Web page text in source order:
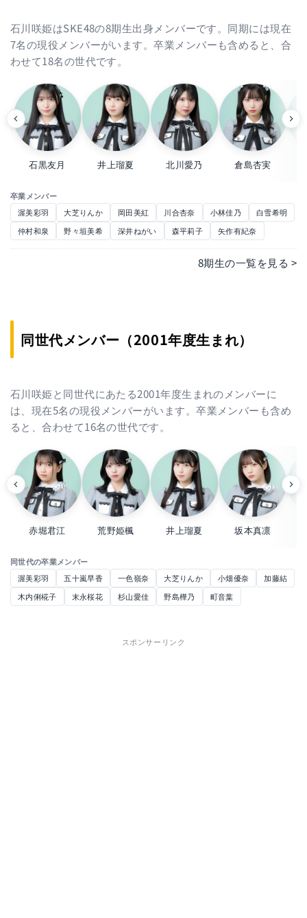
石川咲姫はSKE48の8期生出身メンバーです。同期には現在
7名の現役メンバーがいます。卒業メンバーも含めると、合
わせて18名の世代です。
石黒友月 井上瑠夏 北川愛乃 倉島杏実
卒業メンバー
渥美彩羽
大芝りんか 岡田美紅 川合杏奈 小林佳乃
白雪希明
仲村和泉
野々垣美希 深井ねがい 森平莉子 矢作有紀奈
8期生の一覧を見る >
同世代メンバー（2001年度生まれ）
石川咲姫と同世代にあたる2001年度生まれのメンバーに
は、現在5名の現役メンバーがいます。卒業メンバーも含め
ると、合わせて16名の世代です。
赤堀君江 荒野姫楓 井上瑠夏 坂本真凛
同世代の卒業メンバー
渥美彩羽
五十嵐早香 一色嶺奈 大芝りんか 小畑優奈
加藤結
木内俐椛子
末永桜花 杉山愛佳 野島樺乃 町音葉
スポンサーリンク